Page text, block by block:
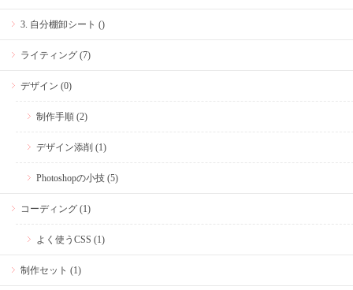
3. 自分棚卸シート ()
ライティング (7)
デザイン (0)
制作手順 (2)
デザイン添削 (1)
Photoshopの小技 (5)
コーディング (1)
よく使うCSS (1)
制作セット (1)